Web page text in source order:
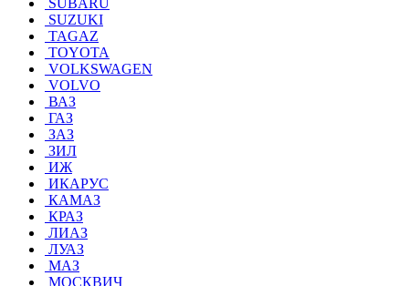
SUZUKI
TAGAZ
TOYOTA
VOLKSWAGEN
VOLVO
ВАЗ
ГАЗ
ЗАЗ
ЗИЛ
ИЖ
ИКАРУС
КАМАЗ
КРАЗ
ЛИАЗ
ЛУАЗ
МАЗ
МОСКВИЧ